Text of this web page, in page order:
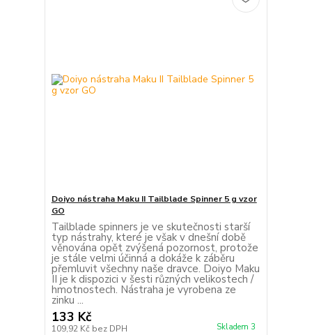
Doiyo nástraha Maku II Tailblade Spinner 5 g vzor
GO
Tailblade spinners je ve skutečnosti starší
typ nástrahy, které je však v dnešní době
věnována opět zvýšená pozornost, protože
je stále velmi účinná a dokáže k záběru
přemluvit všechny naše dravce. Doiyo Maku
II je k dispozici v šesti různých velikostech /
hmotnostech. Nástraha je vyrobena ze
zinku ...
133 Kč
109,92 Kč bez DPH Skladem 3